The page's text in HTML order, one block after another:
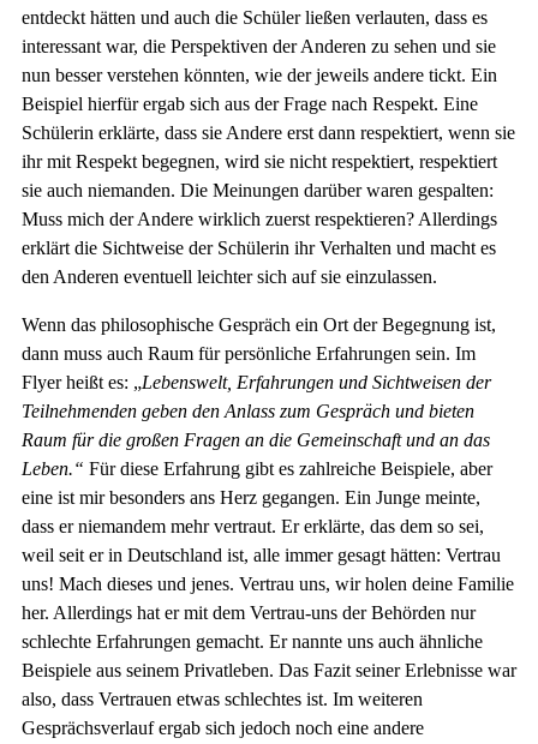
entdeckt hätten und auch die Schüler ließen verlauten, dass es
interessant war, die Perspektiven der Anderen zu sehen und sie
nun besser verstehen könnten, wie der jeweils andere tickt. Ein
Beispiel hierfür ergab sich aus der Frage nach Respekt. Eine
Schülerin erklärte, dass sie Andere erst dann respektiert, wenn sie
ihr mit Respekt begegnen, wird sie nicht respektiert, respektiert
sie auch niemanden. Die Meinungen darüber waren gespalten:
Muss mich der Andere wirklich zuerst respektieren? Allerdings
erklärt die Sichtweise der Schülerin ihr Verhalten und macht es
den Anderen eventuell leichter sich auf sie einzulassen.
Wenn das philosophische Gespräch ein Ort der Begegnung ist,
dann muss auch Raum für persönliche Erfahrungen sein. Im
Flyer heißt es: „Lebenswelt, Erfahrungen und Sichtweisen der
Teilnehmenden geben den Anlass zum Gespräch und bieten
Raum für die großen Fragen an die Gemeinschaft und an das
Leben.“ Für diese Erfahrung gibt es zahlreiche Beispiele, aber
eine ist mir besonders ans Herz gegangen. Ein Junge meinte,
dass er niemandem mehr vertraut. Er erklärte, das dem so sei,
weil seit er in Deutschland ist, alle immer gesagt hätten: Vertrau
uns! Mach dieses und jenes. Vertrau uns, wir holen deine Familie
her. Allerdings hat er mit dem Vertrau-uns der Behörden nur
schlechte Erfahrungen gemacht. Er nannte uns auch ähnliche
Beispiele aus seinem Privatleben. Das Fazit seiner Erlebnisse war
also, dass Vertrauen etwas schlechtes ist. Im weiteren
Gesprächsverlauf ergab sich jedoch noch eine andere